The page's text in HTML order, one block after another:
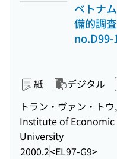
ベトナ
備的調
no.D99-
紙 デジタル
トラン・ヴァン・ト
Institute of
University
2000.2<EL97-G9>